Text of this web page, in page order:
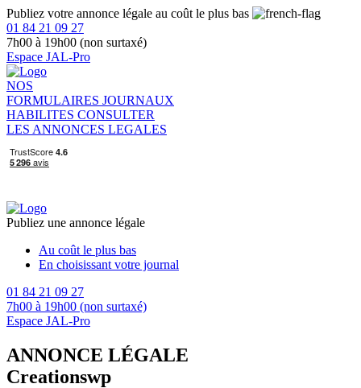
Publiez votre annonce légale au coût le plus bas
01 84 21 09 27
7h00 à 19h00 (non surtaxé)
Espace JAL-Pro
NOS
FORMULAIRES JOURNAUX
HABILITES CONSULTER
LES ANNONCES LEGALES
Publiez une annonce légale
Au coût le plus bas
En choisissant votre journal
01 84 21 09 27
7h00 à 19h00 (non surtaxé)
Espace JAL-Pro
ANNONCE LÉGALE
Creationswp